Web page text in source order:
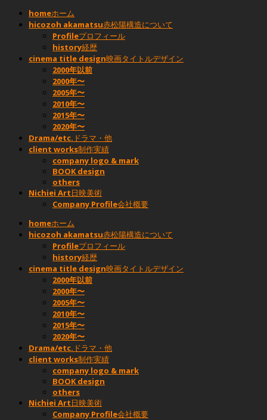
homeホーム
hicozoh akamatsu赤松陽構造について
Profileプロフィール
history経歴
cinema title design映画タイトルデザイン
2000年以前
2000年〜
2005年〜
2010年〜
2015年〜
2020年〜
Drama/etc. ドラマ・他
client works制作実績
company logo & mark
BOOK design
others
Nichiei Art日映美術
Company Profile会社概要
homeホーム
hicozoh akamatsu赤松陽構造について
Profileプロフィール
history経歴
cinema title design映画タイトルデザイン
2000年以前
2000年〜
2005年〜
2010年〜
2015年〜
2020年〜
Drama/etc. ドラマ・他
client works制作実績
company logo & mark
BOOK design
others
Nichiei Art日映美術
Company Profile会社概要